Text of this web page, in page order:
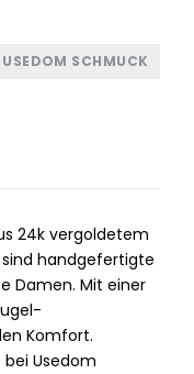
USEDOM SCHMUCK
24k vergoldetem
handgefertigte
Damen. Mit einer
Komfort.
Usedom